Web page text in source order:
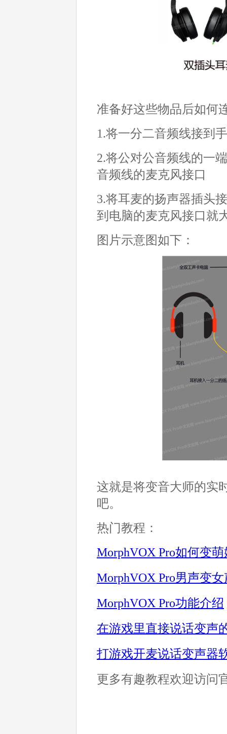
准备好这些物品后如何
1.将一分二音频线接到
2.将公对公音频线的一
音频线的麦克风接口
3.将耳麦的扬声器插头
到电脑的麦克风接口就
图片示意图如下：
这就是将变音大师的实
吧。
热门教程：
MorphVOX Pro如何变
MorphVOX Pro男声变女
MorphVOX Pro功能介绍
在游戏里直接说话变声
打游戏开麦说话变声器
更多有趣教程欢迎访问